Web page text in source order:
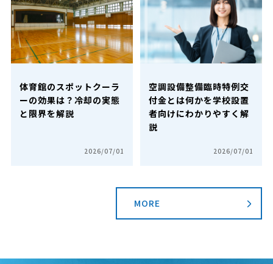
体育館のスポットクーラ
ーの効果は？冷却の実態
と限界を解説
2026/07/01
空調設備整備臨時特例交
付金とは何かを学校設置
者向けにわかりやすく解
説
2026/07/01
MORE